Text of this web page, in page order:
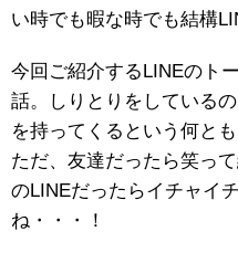
い時でも暇な時でも結構
今回ご紹介するLINEのト
話。しりとりをしている
を持ってくるという何と
ただ、友達だったら笑っ
のLINEだったらイチャイ
ね・・・！